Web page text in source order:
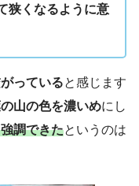
狭くなるように意
っていると感じます
山の色を濃いめにし
調できたというのは